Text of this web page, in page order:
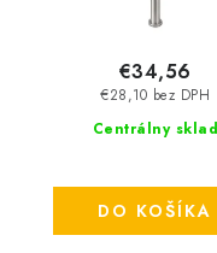
Centrálny sklad
€28,10 bez DPH
€34,56
DO KOŠÍKA